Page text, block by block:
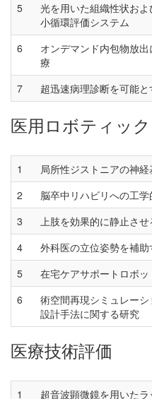
5
光を用いた組織性状お
小循環評価システム
6
オンデマンド内包物放
療
7
超迅速病理診断を可能
医用ロボティッ
1
局所性ジストニアの神
2
脳卒中リハビリへの工
3
上肢を効果的に静止させ
4
外科医の立位姿勢を補
5
在宅ケアサポートロボ
6
術空間再現シミュレー
設計手法に関する研究
医療技術評価
1 超音波顕微鏡を用いた